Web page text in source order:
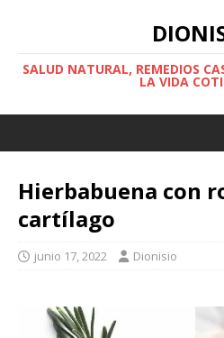
SALUD NATURAL, REMEDIOS
LA VIDA
Hierbabuena con
cartílago
junio 17, 2022 Dionisio